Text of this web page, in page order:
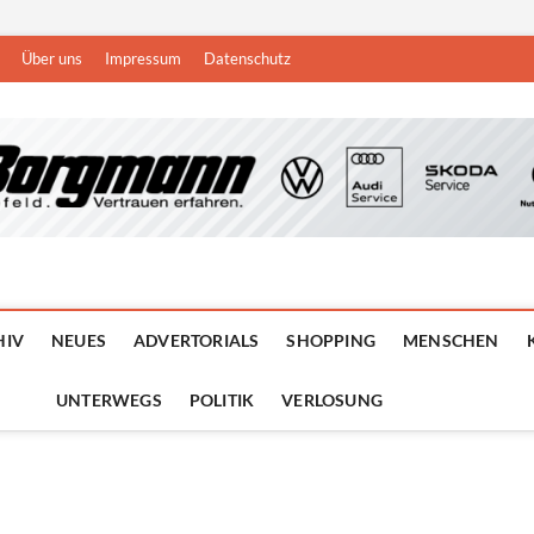
Über uns Impressum Datenschutz
NIEDERRHEIN
NEUES ADVERTORIALS SHOPPING MENSCHEN
UNTERWEGS POLITIK VERLOSUNG